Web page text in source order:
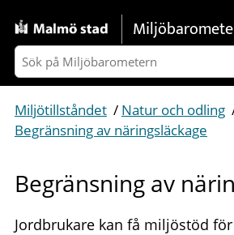
Gå direkt till sidans innehåll
Miljötillståndet / Natur och odling
Begränsning av näringsläckage
Begränsning av
Jordbrukare kan få miljöstöd